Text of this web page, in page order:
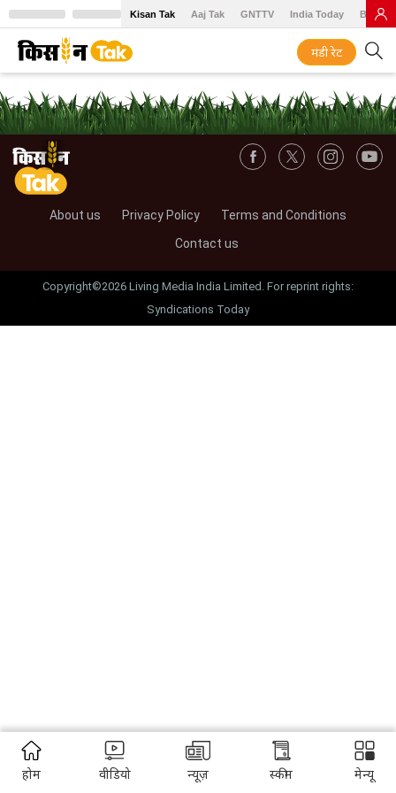
Kisan Tak Aaj Tak GNTTV India Today BT
मंडी रेट
About us Privacy Policy
Terms and Conditions
Contact us
Copyright©2026 Living Media India Limited. For reprint rights:
Syndications Today
होम वीडियो न्यूज़ स्कीम मेन्यू